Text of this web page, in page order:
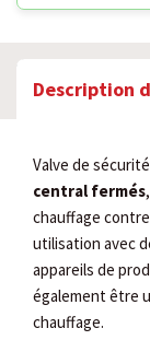
Description
Valve de
central fermés
chauffage
utilisation avec
appareils de
également être
chauffage.